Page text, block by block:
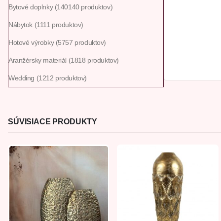
Bytové doplnky 140140 produktov
Nábytok 1111 produktov
Hotové výrobky 5757 produktov
Aranžérsky materiál 1818 produktov
Wedding 1212 produktov
SÚVISIACE PRODUKTY